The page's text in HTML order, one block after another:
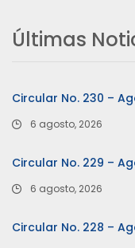
Últimas
Circular No. 230 –
6 agosto, 2026
Circular No. 229 –
6 agosto, 2026
Circular No. 228 –